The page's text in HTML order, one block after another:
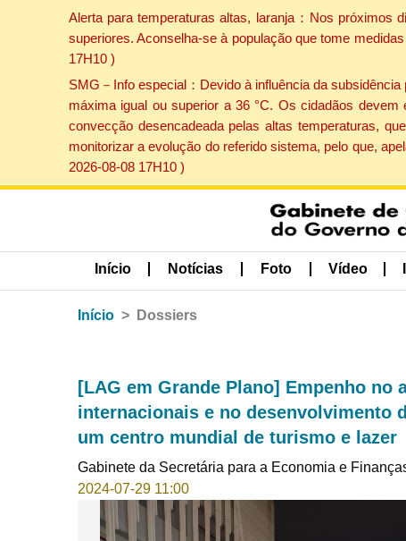
Alerta para temperaturas altas, laranja：Nos próximos
superiores. Aconselha-se à população que tome
17H10 )
SMG－Info especial：Devido à influência da
máxima igual ou superior a 36 °C. Os cidadãos
convecção desencadeada pelas altas temperaturas,
monitorizar a evolução do referido sistema, pelo que,
2026-08-08 17H10 )
Início Notícias Foto Vídeo
Início Dossiers
[LAG em Grande Plano] Empenho
internacionais e no desenvolvimento
um centro mundial de turismo e lazer
Gabinete da Secretária para a Economia e
2024-07-29 11:00